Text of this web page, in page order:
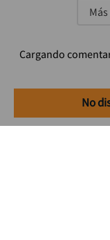
No
Cargando
Suscríbete a